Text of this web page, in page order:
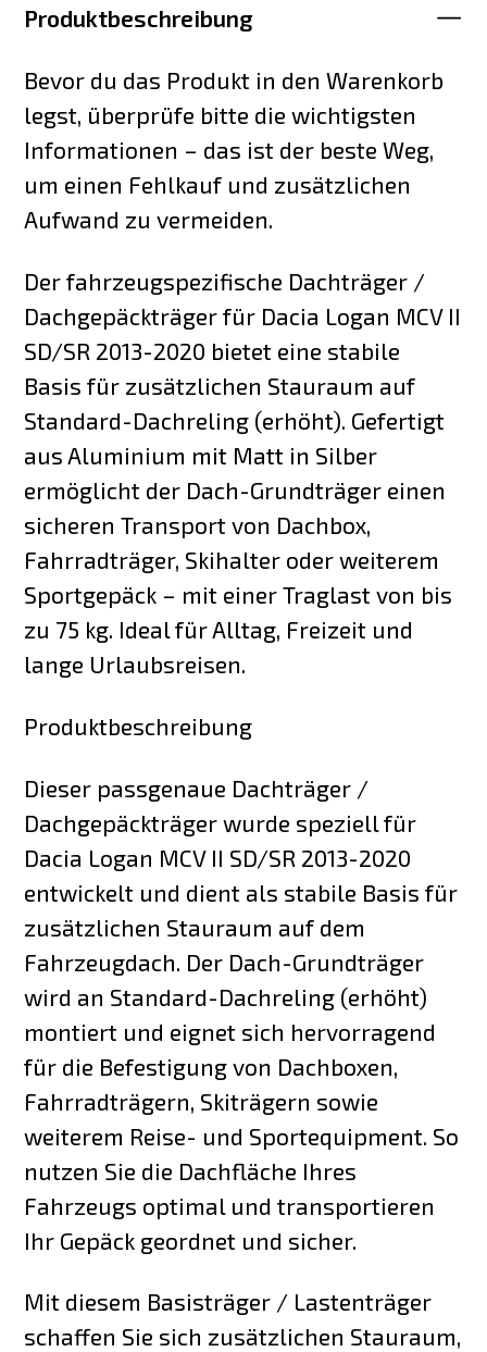
Produktbeschreibung
Bevor du das Produkt in den Warenkorb
legst, überprüfe bitte die wichtigsten
Informationen – das ist der beste Weg,
um einen Fehlkauf und zusätzlichen
Aufwand zu vermeiden.
Der fahrzeugspezifische Dachträger /
Dachgepäckträger für Dacia Logan MCV II
SD/SR 2013-2020 bietet eine stabile
Basis für zusätzlichen Stauraum auf
Standard-Dachreling (erhöht). Gefertigt
aus Aluminium mit Matt in Silber
ermöglicht der Dach-Grundträger einen
sicheren Transport von Dachbox,
Fahrradträger, Skihalter oder weiterem
Sportgepäck – mit einer Traglast von bis
zu 75 kg. Ideal für Alltag, Freizeit und
lange Urlaubsreisen.
Produktbeschreibung
Dieser passgenaue Dachträger /
Dachgepäckträger wurde speziell für
Dacia Logan MCV II SD/SR 2013-2020
entwickelt und dient als stabile Basis für
zusätzlichen Stauraum auf dem
Fahrzeugdach. Der Dach-Grundträger
wird an Standard-Dachreling (erhöht)
montiert und eignet sich hervorragend
für die Befestigung von Dachboxen,
Fahrradträgern, Skiträgern sowie
weiterem Reise- und Sportequipment. So
nutzen Sie die Dachfläche Ihres
Fahrzeugs optimal und transportieren
Ihr Gepäck geordnet und sicher.
Mit diesem Basisträger / Lastenträger
schaffen Sie sich zusätzlichen Stauraum,